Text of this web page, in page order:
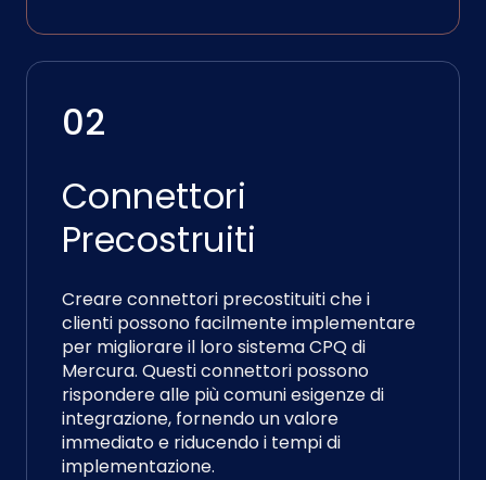
02
Connettori
Precostruiti
Creare connettori precostituiti che i
clienti possono facilmente implementare
per migliorare il loro sistema CPQ di
Mercura. Questi connettori possono
rispondere alle più comuni esigenze di
integrazione, fornendo un valore
immediato e riducendo i tempi di
implementazione.